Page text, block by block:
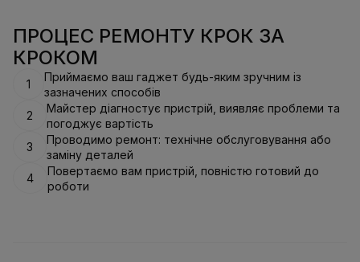
ПРОЦЕС РЕМОНТУ КРОК ЗА
КРОКОМ
1
Приймаємо ваш гаджет будь-яким зручним із
зазначених способів
2
Майстер діагностує пристрій, виявляє проблеми та
погоджує вартість
3
Проводимо ремонт: технічне обслуговування або
заміну деталей
4
Повертаємо вам пристрій, повністю готовий до
роботи